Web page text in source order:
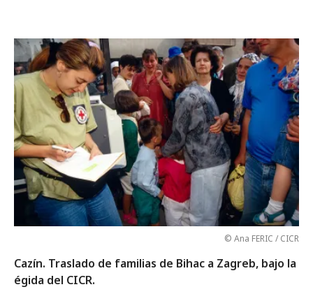
© Ana FERIC / CICR
Cazín. Traslado de familias de Bihac a Zagreb, bajo la
égida del CICR.